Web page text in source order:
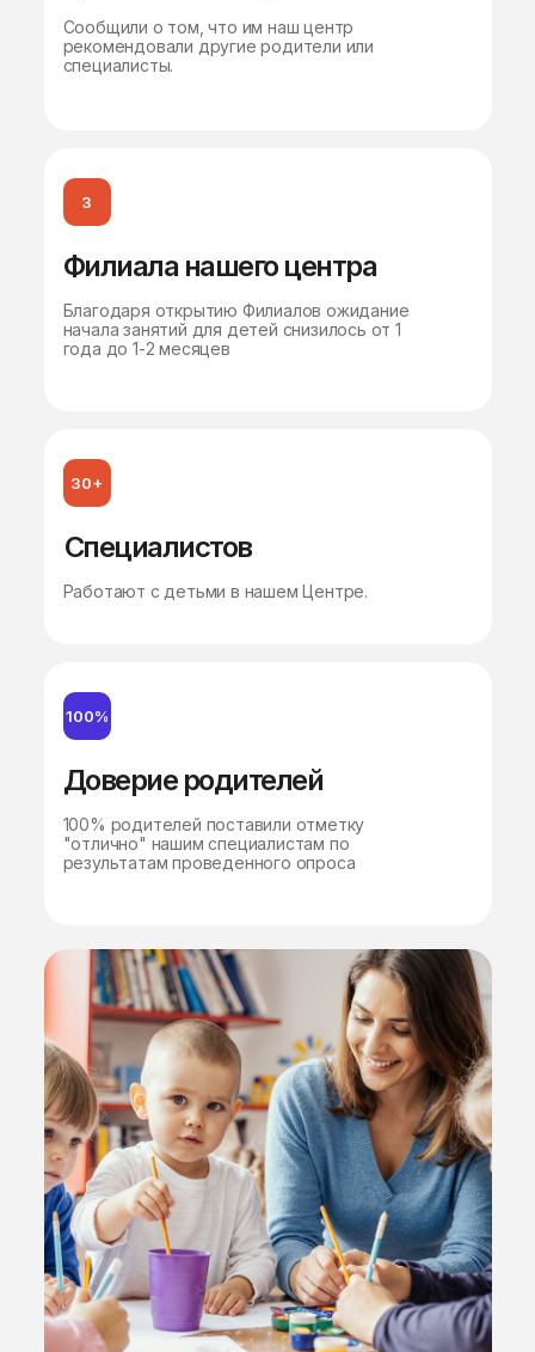
Сообщили о том, что им наш центр
рекомендовали другие родители или
специалисты.
3
Филиала нашего центра
Благодаря открытию Филиалов ожидание
начала занятий для детей снизилось от 1
года до 1-2 месяцев
30+
Специалистов
Работают с детьми в нашем Центре.
100%
Доверие родителей
100% родителей поставили отметку
"отлично" нашим специалистам по
результатам проведенного опроса
Наш Центр работает с
2014 года.Мы — это
первый и самый крупный
Центр в Подольске